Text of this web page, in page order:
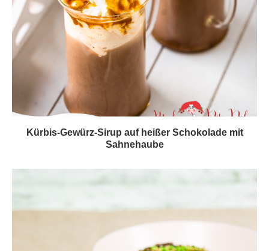
Kürbis-Gewürz-Sirup auf heißer Schokolade mit
Sahnehaube